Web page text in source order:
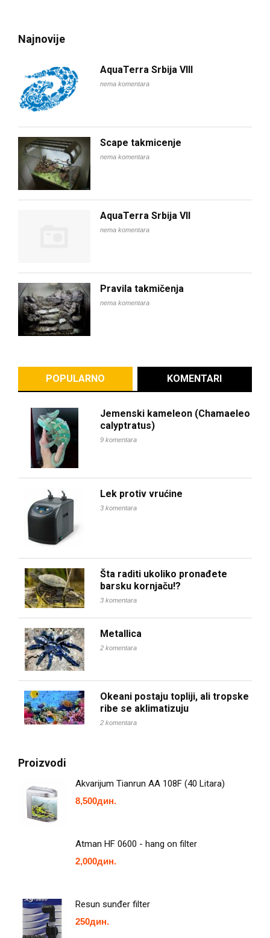
Najnovije
AquaTerra Srbija VIII
nema komentara
Scape takmicenje
nema komentara
AquaTerra Srbija VII
nema komentara
Pravila takmičenja
nema komentara
POPULARNO KOMENTARI
Jemenski kameleon (Chamaeleo
calyptratus)
9 komentara
Lek protiv vrućine
3 komentara
Šta raditi ukoliko pronađete
barsku kornjaču!?
3 komentara
Metallica
2 komentara
Okeani postaju topliji, ali tropske
ribe se aklimatizuju
2 komentara
Proizvodi
Akvarijum Tianrun AA 108F (40 Litara)
8,500дин.
Atman HF 0600 - hang on filter
2,000дин.
Resun sunđer filter
250дин.